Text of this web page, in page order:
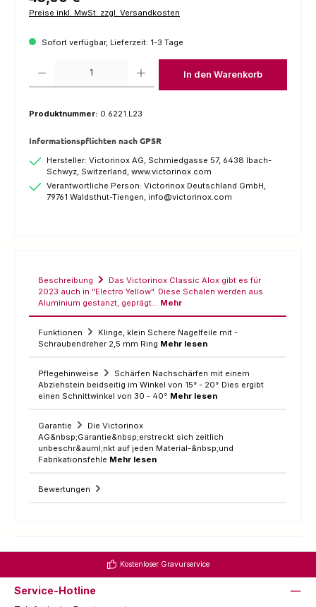
Preise inkl. MwSt. zzgl. Versandkosten
Sofort verfügbar, Lieferzeit: 1-3 Tage
In den Warenkorb
Produktnummer: 0.6221.L23
Informationspflichten nach GPSR
Hersteller: Victorinox AG, Schmiedgasse 57, 6438 Ibach-
Schwyz, Switzerland, www.victorinox.com
Verantwortliche Person: Victorinox Deutschland GmbH,
79761 Waldsthut-Tiengen, info@victorinox.com
Beschreibung
Das Victorinox Classic Alox gibt es für
2023 auch in "Electro Yellow". Diese Schalen werden aus
Aluminium gestanzt, geprägt… Mehr
Funktionen
Klinge, klein Schere Nagelfeile mit -
Schraubendreher 2,5 mm Ring Mehr lesen
Pflegehinweise
Schärfen Nachschärfen mit einem
Abziehstein beidseitig im Winkel von 15° - 20°. Dies ergibt
einen Schnittwinkel von 30 - 40°. Mehr lesen
Garantie
Die Victorinox
AG&nbsp;Garantie&nbsp;erstreckt sich zeitlich
unbeschr&auml;nkt auf jeden Material-&nbsp;und
Fabrikationsfehle Mehr lesen
Bewertungen
Kostenloser Gravurservice
Service-Hotline